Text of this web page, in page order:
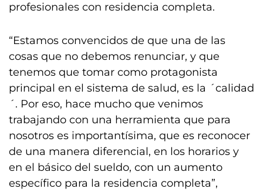
profesionales con residencia completa.
“Estamos convencidos de que una de las
cosas que no debemos renunciar, y que
tenemos que tomar como protagonista
principal en el sistema de salud, es la ´calidad
´. Por eso, hace mucho que venimos
trabajando con una herramienta que para
nosotros es importantísima, que es reconocer
de una manera diferencial, en los horarios y
en el básico del sueldo, con un aumento
específico para la residencia completa”,